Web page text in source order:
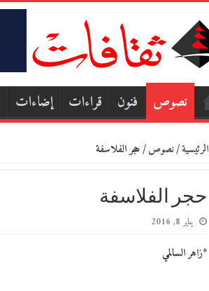
نصوص فنون قراءات إضاءات
الرئيسية/نصوص/حجر الفلاسفة
حجر الفلاسفة
يناير 8, 2016
*زاهر السالمي